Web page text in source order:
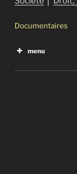
Documentaires
menu